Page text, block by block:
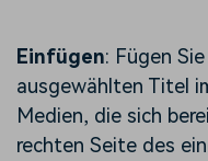
Einfügen: Fügen
ausgewählten Titel
Medien, die sich
rechten Seite des